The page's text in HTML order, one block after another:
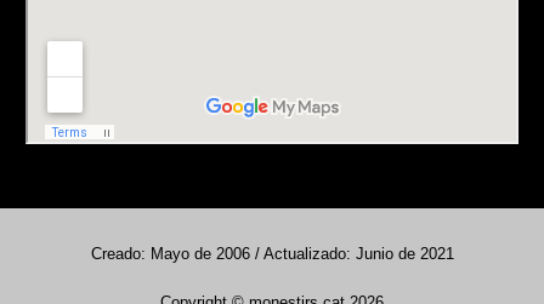
Creado: Mayo de 2006 / Actualizado: Junio de 2021